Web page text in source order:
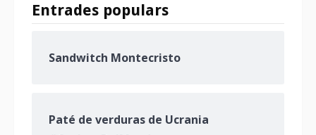
Entrades populars
Sandwitch Montecristo
Paté de verduras de Ucrania